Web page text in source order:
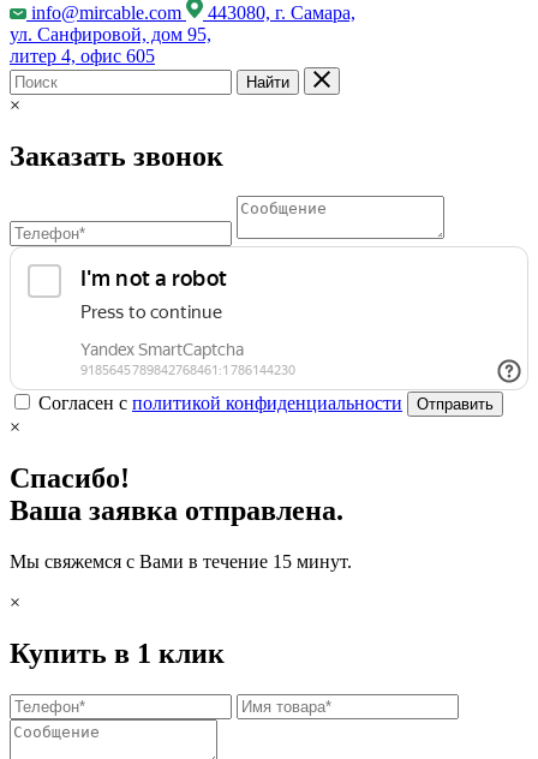
info@mircable.com
443080, г. Самара,
ул. Санфировой, дом 95,
литер 4, офис 605
Найти
×
Заказать звонок
Согласен с политикой конфиденциальности Отправить
×
Спасибо!
Ваша заявка отправлена.
Мы свяжемся с Вами в течение 15 минут.
×
Купить в 1 клик